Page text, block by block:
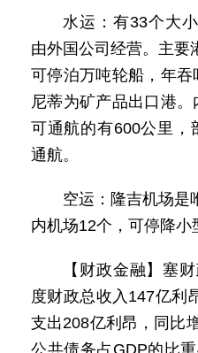
水运：有33个大
由外国公司经营。主要
可停泊万吨轮船，年吞
尼蒂为矿产品出口港
可通航的有600公里，
通航。
空运：隆吉机场是
内机场12个，可停降小
【财政金融】塞
度财政总收入147亿利
支出208亿利昂，同比
公共债务占GDP的比